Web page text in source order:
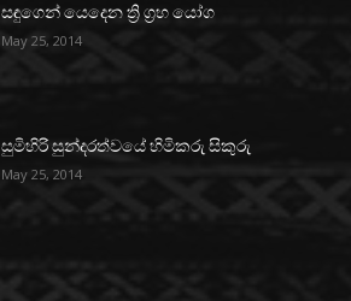
සඳුගෙන් යෙදෙන ත්‍රි ග්‍රහ යෝග
May 25, 2014
සුමිහිරි සුන්දරත්වයේ හිමිකරු සිකුරු
May 25, 2014